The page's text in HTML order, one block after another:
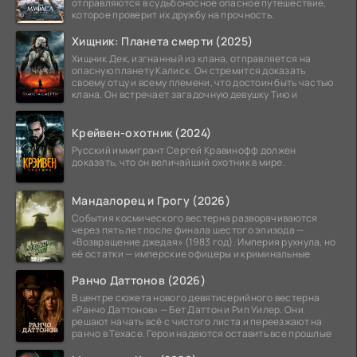
отправляются в судьбоносное опасное путешествие,
которое проверит их дружбу на прочность.
Хищник: Планета смерти (2025)
Хищник Дек, изгнанный из клана, отправляется на
опасную планету Калиск. Он стремится доказать
своему отцу и всему племени, что достоин быть частью
клана. Он встречает загадочную девушку Тию и
Крейвен-охотник (2024)
Русский иммигрант Сергей Кравинофф должен
доказать, что он величайший охотник в мире.
Мандалорец и Грогу (2026)
События космического вестерна разворачиваются
через пять лет после финала шестого эпизода —
«Возвращение джедая» (1983 год). Империя рухнула, но
её остатки — имперские офицеры и криминальные
Ранчо Даттонов (2026)
В центре сюжета нового девятисерийного вестерна
«Ранчо Даттонов» — Бет Даттон и Рип Уилер. Они
решают начать всё с чистого листа и переезжают на
ранчо в Техасе. Герои надеются оставить все прошлые